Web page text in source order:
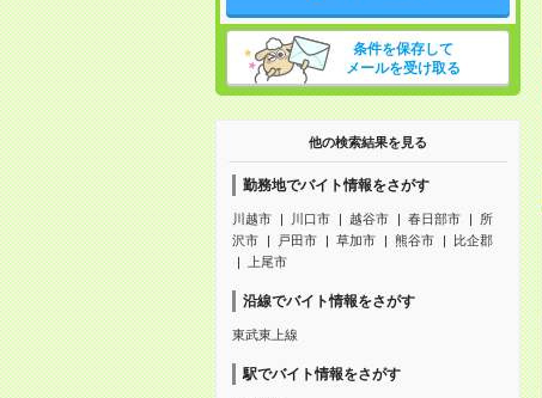
条件を保存して
メールを受け取る
他の検索結果を見る
勤務地でバイト情報をさがす
川越市 川口市 越谷市 春日部市
所
沢市
戸田市 草加市 熊谷市
比企郡
上尾市
沿線でバイト情報をさがす
東武東上線
駅でバイト情報をさがす